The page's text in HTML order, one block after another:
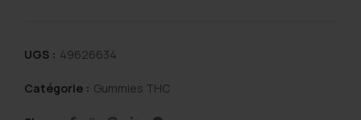
UGS : 49626634
Catégorie : Gummies THC